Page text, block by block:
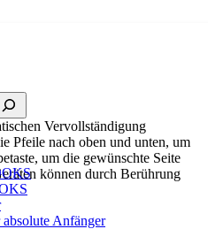
absolute Anfänger
Vervollständigung
Pfeile nach oben und unten, um
um die gewünschte Seite
können durch Berührung